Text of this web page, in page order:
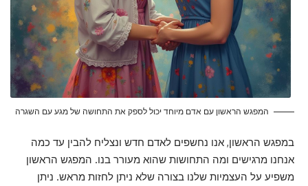
המפגש הראשון עם אדם מיוחד יכול לספק את התחושה של מגע עם השגרה
במפגש הראשון, אנו נחשפים לאדם חדש ונצליח להבין עד כמה
אנחנו מרגישים ומה התחושות שהוא מעורר בנו. המפגש הראשון
משפיע על העצמיות שלנו בצורה שלא ניתן לחזות מראש. ניתן